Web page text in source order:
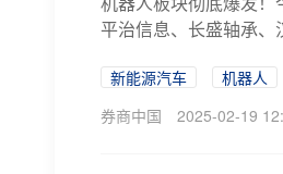
平治信息、长盛轴承
新能源汽车 机器人
券商中国
2025-02-19